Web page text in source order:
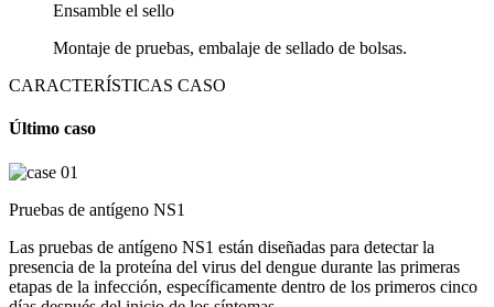
Ensamble el sello
Montaje de pruebas, embalaje de sellado de bolsas.
CARACTERÍSTICAS CASO
Último caso
Pruebas de antígeno NS1
Las pruebas de antígeno NS1 están diseñadas para detectar la
presencia de la proteína del virus del dengue durante las primeras
etapas de la infección, específicamente dentro de los primeros cinco